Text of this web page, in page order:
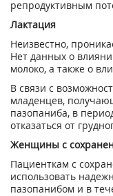
репродуктивным
Лактация
Неизвестно,
Нет данных о
молоко, а также о
В связи с
младенцев,
пазопаниба, в
отказаться от
Женщины с
Пациенткам с
использовать
пазопанибом и в